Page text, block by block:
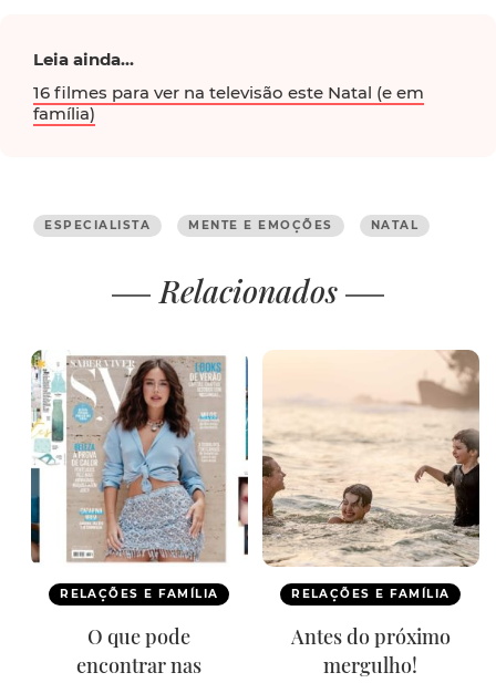
Leia ainda...
16 filmes para ver na televisão este Natal (e em
família)
ESPECIALISTA MENTE E EMOÇÕES NATAL
Relacionados
RELAÇÕES E FAMÍLIA
O que pode
encontrar nas
RELAÇÕES E FAMÍLIA
Antes do próximo
mergulho!